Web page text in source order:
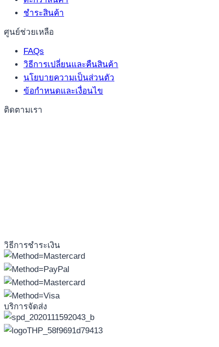
ชำระสินค้า
ศูนย์ช่วยเหลือ
FAQs
วิธีการเปลี่ยนและคืนสินค้า
นโยบายความเป็นส่วนตัว
ข้อกำหนดและเงื่อนไข
ติดตามเรา
วิธีการชำระเงิน
บริการจัดส่ง